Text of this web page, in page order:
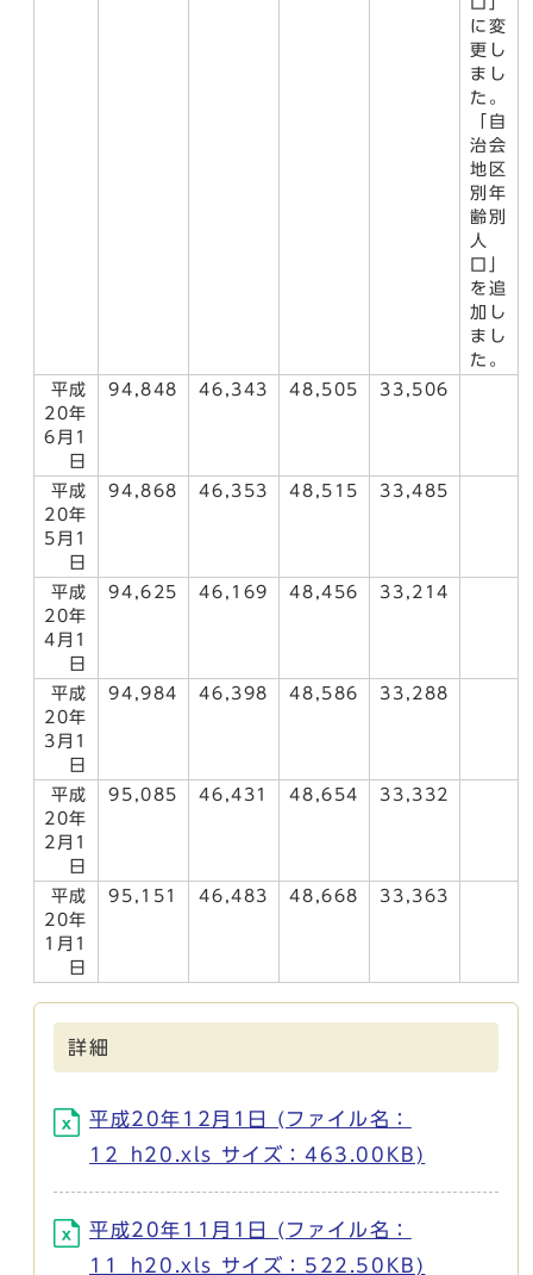
に変
更し
まし
た。
「自
治会
地区
別年
齢別
人
口」
を追
加し
まし
た。
平成
20年
6月1
日
94,848 46,343 48,505 33,506
平成
20年
5月1
日
94,868 46,353 48,515 33,485
平成
20年
4月1
日
94,625 46,169 48,456 33,214
平成
20年
3月1
日
94,984 46,398 48,586 33,288
平成
20年
2月1
日
95,085 46,431 48,654 33,332
平成
20年
1月1
日
95,151 46,483 48,668 33,363
詳細
平成20年12月1日 (ファイル名：
12_h20.xls サイズ：463.00KB)
平成20年11月1日 (ファイル名：
11_h20.xls サイズ：522.50KB)